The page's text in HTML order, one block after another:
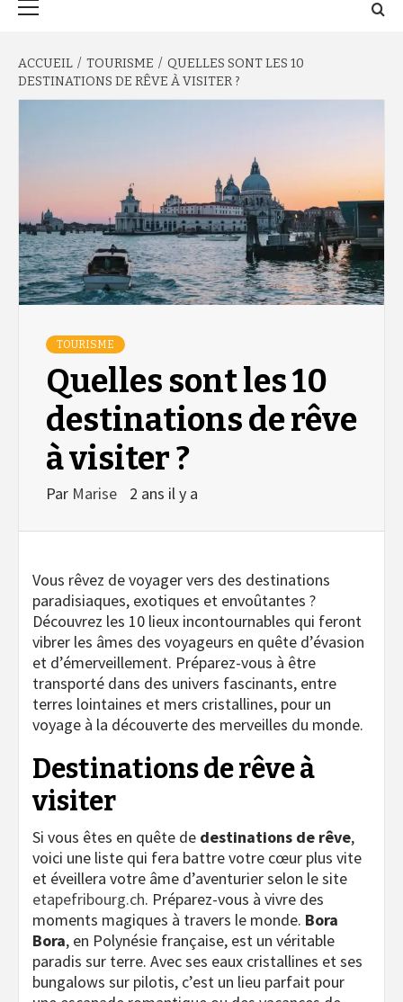
ACCUEIL TOURISME
QUELLES SONT LES 10
DESTINATIONS DE RÊVE À VISITER ?
TOURISME
Quelles sont les 10
destinations de rêve
à visiter ?
Par Marise 2 ans il y a
Vous rêvez de voyager vers des destinations
paradisiaques, exotiques et envoûtantes ?
Découvrez les 10 lieux incontournables qui feront
vibrer les âmes des voyageurs en quête d’évasion
et d’émerveillement. Préparez-vous à être
transporté dans des univers fascinants, entre
terres lointaines et mers cristallines, pour un
voyage à la découverte des merveilles du monde.
Destinations de rêve à
visiter
Si vous êtes en quête de destinations de rêve,
voici une liste qui fera battre votre cœur plus vite
et éveillera votre âme d’aventurier selon le site
etapefribourg.ch. Préparez-vous à vivre des
moments magiques à travers le monde. Bora
Bora, en Polynésie française, est un véritable
paradis sur terre. Avec ses eaux cristallines et ses
bungalows sur pilotis, c’est un lieu parfait pour